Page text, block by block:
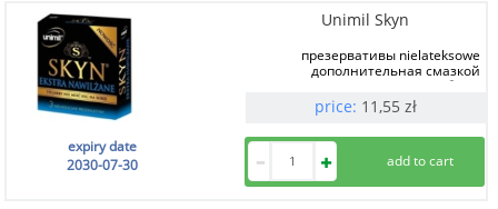
Unimil Skyn
презервативы nielateksowe
дополнительная смазкой
3 szt.
price: 11,55 zł
expiry date
2030-07-30